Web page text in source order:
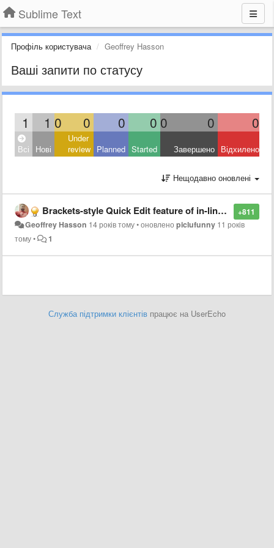
Sublime Text
Профіль користувача Geoffrey Hasson
Ваші запити по статусу
1 1 0 0 0 0 0 0 0
Всі Нові
Under
review Planned Started Завершено Відхилено
Нещодавно оновлені
+811
Brackets-style Quick Edit feature of in-line CSS styling
Geoffrey Hasson 14 років тому•оновленоpiclufunny 11 років
тому• 1
Служба підтримки клієнтів працює на UserEcho